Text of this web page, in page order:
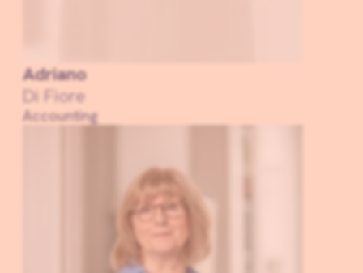
Adriano
Di Fiore
Accounting